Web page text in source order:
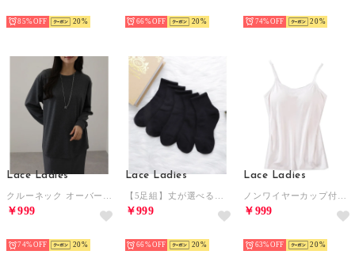
85% 20 66% 20 74% 20
Lace Ladies
￥999
74% 20
Lace Ladies
￥999
66% 20
Lace Ladies
￥999
63% 20